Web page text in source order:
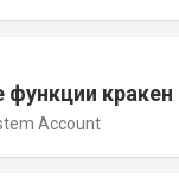
Account